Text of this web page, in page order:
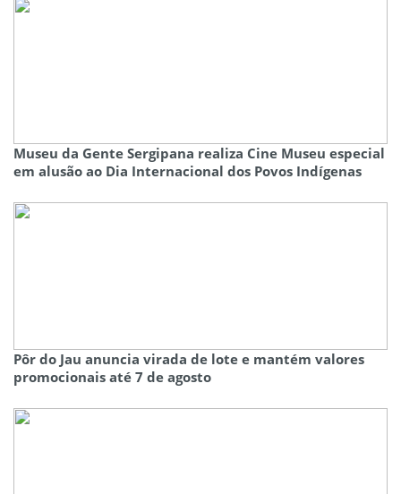
Museu da Gente Sergipana realiza Cine Museu especial
em alusão ao Dia Internacional dos Povos Indígenas
Pôr do Jau anuncia virada de lote e mantém valores
promocionais até 7 de agosto